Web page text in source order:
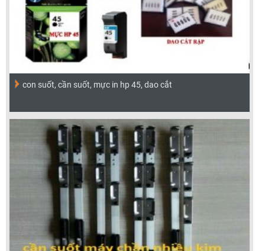
con suốt, cần suốt, mực in hp 45, dao cắt